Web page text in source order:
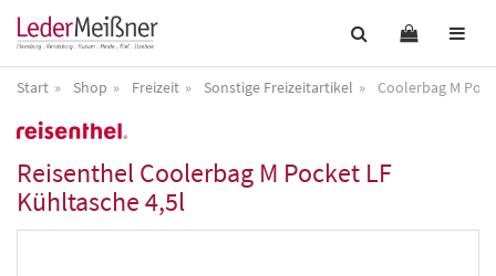
Start Shop Freizeit Sonstige Freizeitartikel Coolerbag M
ReisenthelCoolerbag M Pocket LF
Kühltasche 4,5l